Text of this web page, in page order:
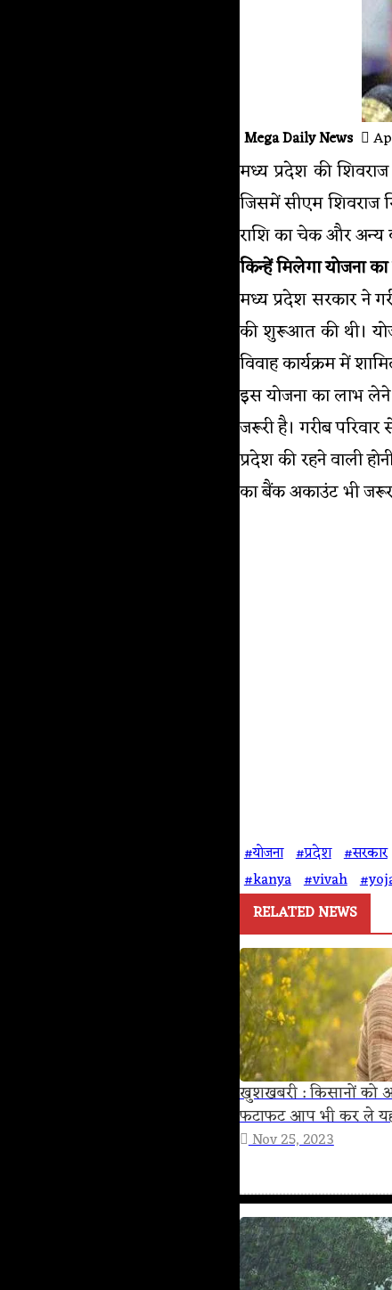
Mega Daily News
मध्य प्रदेश की
जिसमें सीएम शिवराज
राशि का चेक और अन्य
किन्हें मिलेगा योजना
मध्य प्रदेश सरकार ने
की शुरूआत की थी।
विवाह कार्यक्रम में
इस योजना का लाभ लेने
जरूरी है। गरीब
प्रदेश की रहने वाली
का बैंक अकाउंट भी
#योजना #प्रदेश #सरकार
#kanya #vivah
RELATED NEWS
खुशखबरी : किसानों को
फटाफट आप भी कर ले
Nov 25, 2023